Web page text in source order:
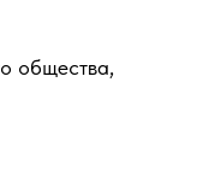
общества,